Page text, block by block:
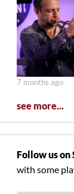
7 months ago
see more...
Follow us
with some